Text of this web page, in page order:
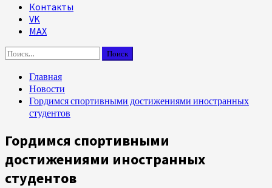
Контакты
VK
MAX
Найти:
Главная
Новости
Гордимся спортивными достижениями иностр­анных
студентов
Гордимся спортивными
достижениями иностр­анных
студентов